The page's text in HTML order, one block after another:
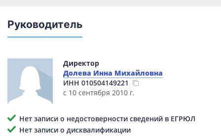
Руководитель
Директор
Долева Инна Михайловна
ИНН 010504149221
с 10 сентября 2010 г.
Нет записи о недостоверности сведений в ЕГРЮЛ
Нет записи о дисквалификации